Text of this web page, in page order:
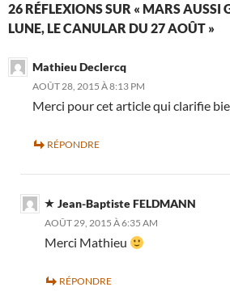
26 RÉFLEXIONS SUR « MARS AUSSI
LUNE, LE CANULAR DU 27 AOÛT »
Mathieu Declercq
AOÛT 28, 2015 À 8:13 PM
Merci pour cet article qui clarifie
RÉPONDRE
Jean-Baptiste FELDMANN
AOÛT 29, 2015 À 6:35 AM
Merci Mathieu
RÉPONDRE